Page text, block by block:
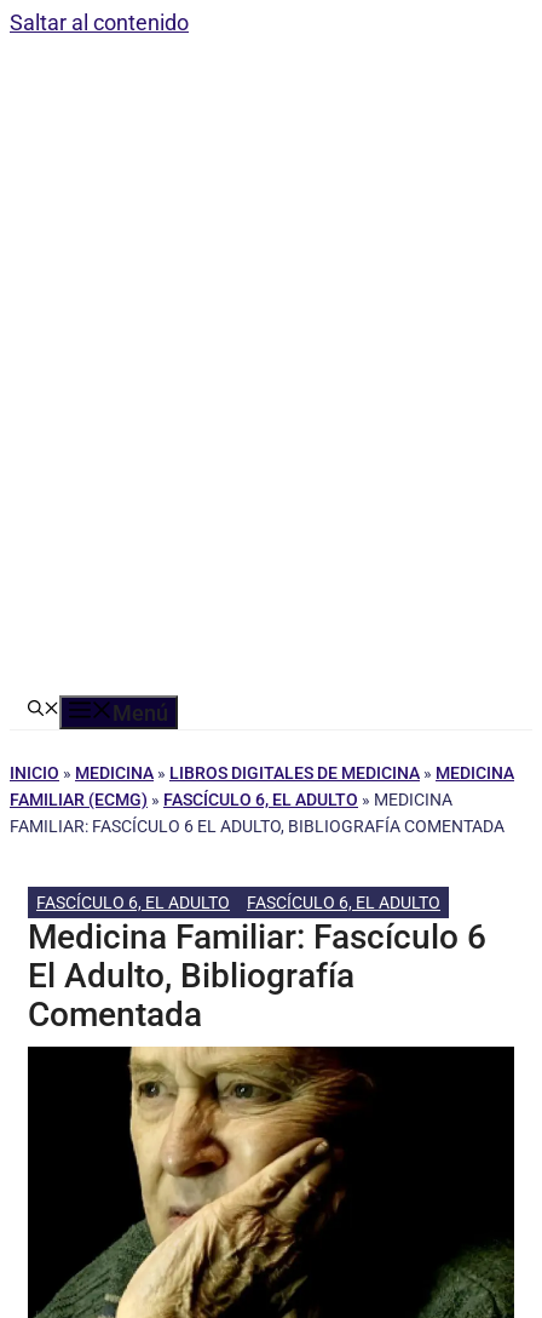
Saltar al contenido
Menú
INICIO » MEDICINA » LIBROS DIGITALES DE MEDICINA » MEDICINA
FAMILIAR (ECMG) » FASCÍCULO 6, EL ADULTO » MEDICINA
FAMILIAR: FASCÍCULO 6 EL ADULTO, BIBLIOGRAFÍA COMENTADA
FASCÍCULO 6, EL ADULTO FASCÍCULO 6, EL ADULTO
Medicina Familiar: Fascículo 6
El Adulto, Bibliografía
Comentada